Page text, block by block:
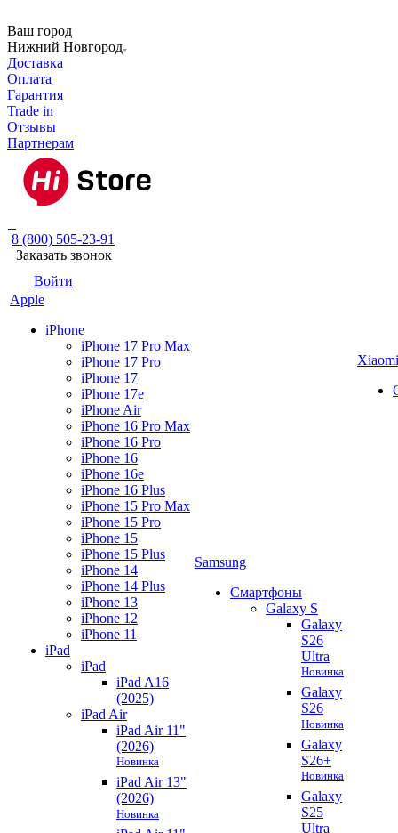
Ваш город
Нижний Новгород
Доставка
Оплата
Гарантия
Trade in
Отзывы
Партнерам
8 (800) 505-23-91
Заказать звонок
Войти
Apple
iPhone
iPhone 17 Pro Max
iPhone 17 Pro
iPhone 17
iPhone 17e
iPhone Air
iPhone 16 Pro Max
iPhone 16 Pro
iPhone 16
iPhone 16e
iPhone 16 Plus
iPhone 15 Pro Max
iPhone 15 Pro
iPhone 15
iPhone 15 Plus
iPhone 14
iPhone 14 Plus
iPhone 13
iPhone 12
iPhone 11
iPad
iPad
iPad A16
(2025)
iPad Air
iPad Air 11"
(2026)
Новинка
iPad Air 13"
(2026)
Новинка
Samsung
Смартфоны
Galaxy S
Galaxy
S26
Ultra
Новинка
Galaxy
S26
Новинка
Galaxy
S26+
Новинка
Galaxy
S25
Ultra
Xiaomi